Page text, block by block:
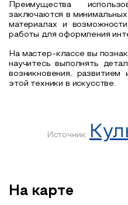
Преимущества
заключаются в
материалах и
работы для оформления
На мастер-классе вы
научитесь выполнять
возникновения,
этой техники в искусстве.
Источник:
На карте